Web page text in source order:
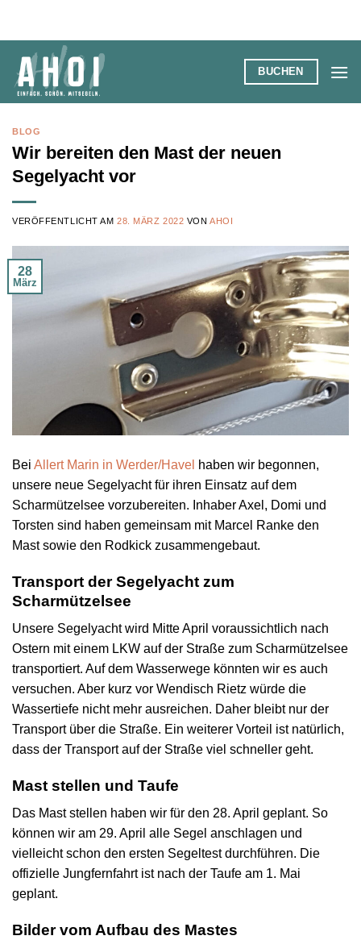
springen
BUCHEN
BLOG
Wir bereiten den Mast der neuen
Segelyacht vor
VERÖFFENTLICHT AM28. MÄRZ 2022 VONAHOI
28
März
Bei Allert Marin in Werder/Havel haben wir begonnen,
unsere neue Segelyacht für ihren Einsatz auf dem
Scharmützelsee vorzubereiten. Inhaber Axel, Domi und
Torsten sind haben gemeinsam mit Marcel Ranke den
Mast sowie den Rodkick zusammengebaut.
Transport der Segelyacht zum
Scharmützelsee
Unsere Segelyacht wird Mitte April voraussichtlich nach
Ostern mit einem LKW auf der Straße zum Scharmützelsee
transportiert. Auf dem Wasserwege könnten wir es auch
versuchen. Aber kurz vor Wendisch Rietz würde die
Wassertiefe nicht mehr ausreichen. Daher bleibt nur der
Transport über die Straße. Ein weiterer Vorteil ist natürlich,
dass der Transport auf der Straße viel schneller geht.
Mast stellen und Taufe
Das Mast stellen haben wir für den 28. April geplant. So
können wir am 29. April alle Segel anschlagen und
vielleicht schon den ersten Segeltest durchführen. Die
offizielle Jungfernfahrt ist nach der Taufe am 1. Mai
geplant.
Bilder vom Aufbau des Mastes